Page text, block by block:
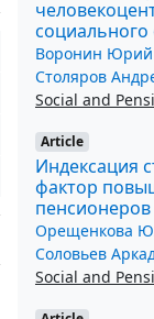
Воронин Юрий
Столяров
Social and
Article
Индексация
фактор
пенсионеров
Орещенкова
Соловьев
Social and